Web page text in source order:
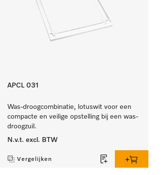
APCL 031
Was-droogcombinatie, lotuswit voor een
compacte en veilige opstelling bij een was-
droogzuil.
N.v.t. excl. BTW
Vergelijken